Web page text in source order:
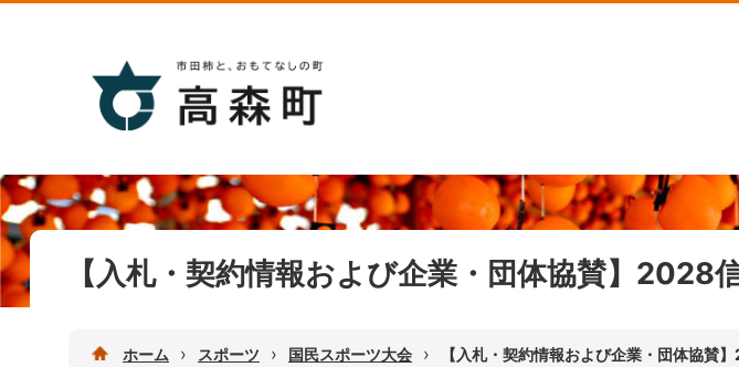
【入札・契約情報および企業・団体協賛】2028
ホーム › スポーツ › 国民スポーツ大会 › 【入札・契約情報および企業・団体協賛